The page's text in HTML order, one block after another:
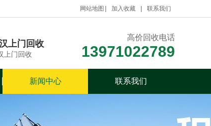
网站地图 加入收藏 联系我们
上门回收
上门回收
高价回收电话
13971022789
新闻中心 联系我们